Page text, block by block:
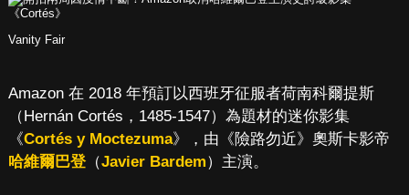
Vanity Fair
Amazon 在 2018 年預訂以西班牙征服者荷南科爾提斯
（Hernán Cortés，1485-1547）為題材的迷你影集
《Cortés y Moctezuma》，由《險路勿近》奧斯卡影帝
哈維爾巴登（Javier Bardem）主演。